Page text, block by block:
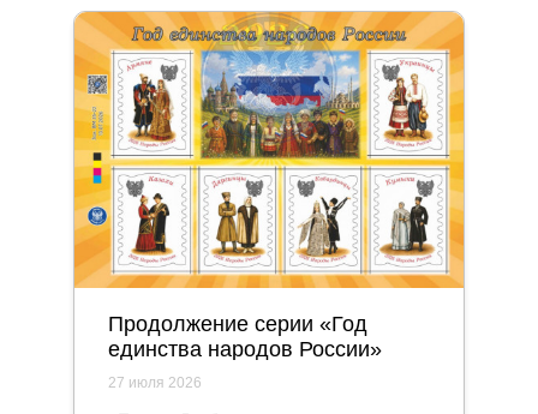
Продолжение серии «Год
единства народов России»
27 июля 2026